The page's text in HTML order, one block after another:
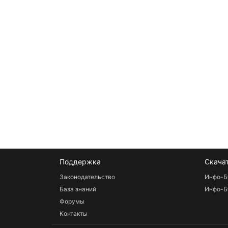
Поддержка
Законодательство
База знаний
Форумы
Контакты
Инфо-
Инфо-